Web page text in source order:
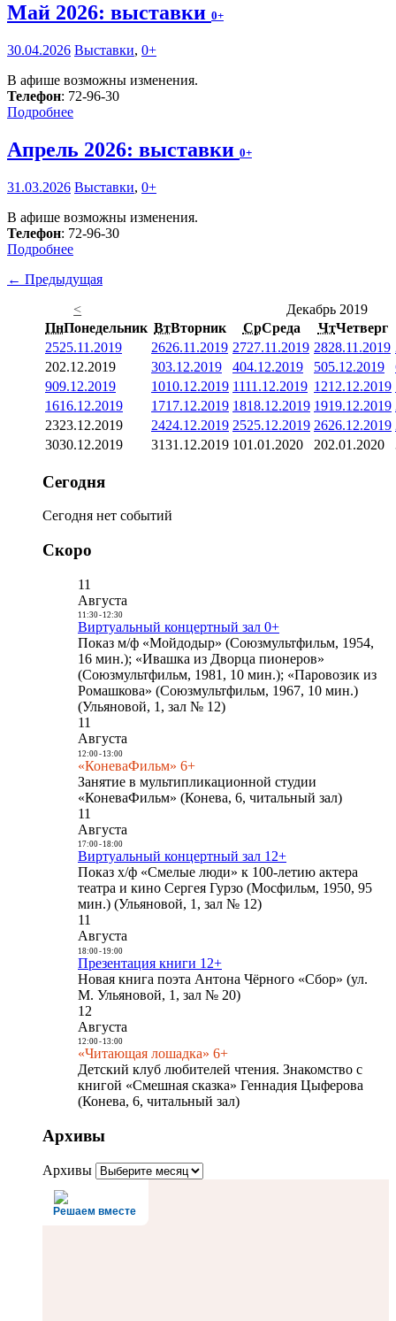
Май 2026: выставки 0+
30.04.2026 Выставки, 0+
В афише возможны изменения.
Телефон: 72-96-30
Подробнее
Апрель 2026: выставки 0+
31.03.2026 Выставки, 0+
В афише возможны изменения.
Телефон: 72-96-30
Подробнее
← Предыдущая
<
Декабрь 2019
ПнПонедельник ВтВторник СрСреда ЧтЧетверг
2525.11.2019 2626.11.2019 2727.11.2019 2828.11.2019
202.12.2019 303.12.2019 404.12.2019 505.12.2019
909.12.2019 1010.12.2019 1111.12.2019 1212.12.2019
1616.12.2019 1717.12.2019 1818.12.2019 1919.12.2019
2323.12.2019 2424.12.2019 2525.12.2019 2626.12.2019
3030.12.2019 3131.12.2019 101.01.2020 202.01.2020
Сегодня
Сегодня нет событий
Скоро
11
Августа
11:30- 12:30
Виртуальный концертный зал 0+
Показ м/ф «Мойдодыр» (Союзмультфильм, 1954,
16 мин.); «Ивашка из Дворца пионеров»
(Союзмультфильм, 1981, 10 мин.); «Паровозик из
Ромашкова» (Союзмультфильм, 1967, 10 мин.)
(Ульяновой, 1, зал № 12)
11
Августа
12:00- 13:00
«КоневаФильм» 6+
Занятие в мультипликационной студии
«КоневаФильм» (Конева, 6, читальный зал)
11
Августа
17:00- 18:00
Виртуальный концертный зал 12+
Показ х/ф «Смелые люди» к 100-летию актера
театра и кино Сергея Гурзо (Мосфильм, 1950, 95
мин.) (Ульяновой, 1, зал № 12)
11
Августа
18:00- 19:00
Презентация книги 12+
Новая книга поэта Антона Чёрного «Сбор» (ул.
М. Ульяновой, 1, зал № 20)
12
Августа
12:00- 13:00
«Читающая лошадка» 6+
Детский клуб любителей чтения. Знакомство с
книгой «Смешная сказка» Геннадия Цыферова
(Конева, 6, читальный зал)
Архивы
Архивы
Решаем вместе